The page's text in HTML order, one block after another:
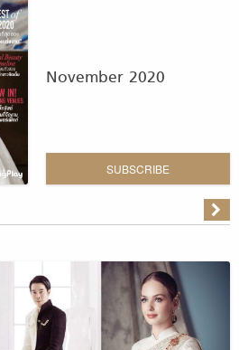
November 2020
SUBSCRIBE